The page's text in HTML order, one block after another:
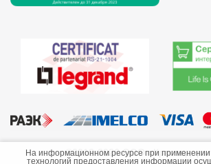
©2013-2026 ООО
На информационном ресурсе при
технологий предоставления информации